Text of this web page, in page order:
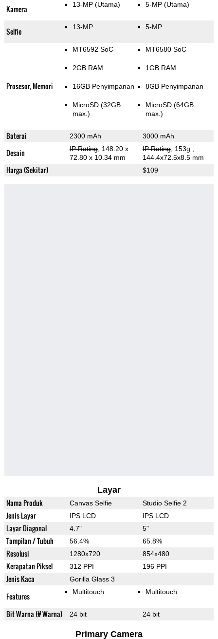
Kamera 13-MP (Utama) 5-MP (Utama)
Selfie 13-MP 5-MP
Prosesor, Memori
MT6592 SoC
2GB RAM
16GB Penyimpanan
MicroSD (32GB
max.)
MT6580 SoC
1GB RAM
8GB Penyimpanan
MicroSD (64GB
max.)
Baterai 2300 mAh 3000 mAh
Desain IP Rating, 148.20 x
72.80 x 10.34 mm
IP Rating, 153g
144.4x72.5x8.5 mm
Harga (Sekitar) $109
Layar
Nama Produk Canvas Selfie Studio Selfie 2
Jenis Layar IPS LCD IPS LCD
Layar Diagonal 4.7" 5"
Tampilan / Tubuh 56.4% 65.8%
Resolusi 1280x720 854x480
Kerapatan Piksel 312 PPI 196 PPI
Jenis Kaca Gorilla Glass 3
Features Multitouch Multitouch
Bit Warna (# Warna) 24 bit 24 bit
Primary Camera